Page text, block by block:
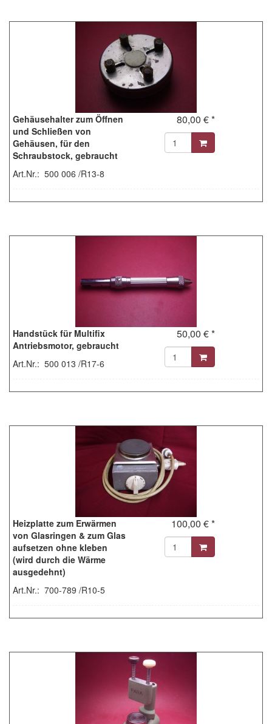
Gehäusehalter zum Öffnen
und Schließen von
Gehäusen, für den
Schraubstock, gebraucht
Art.Nr.: 500 006 /R13-8
80,00 € *
Handstück für Multifix
Antriebsmotor, gebraucht
Art.Nr.: 500 013 /R17-6
50,00 € *
Heizplatte zum Erwärmen
von Glasringen & zum Glas
aufsetzen ohne kleben
(wird durch die Wärme
ausgedehnt)
Art.Nr.: 700-789 /R10-5
100,00 € *